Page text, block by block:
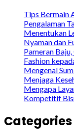
Tips Bermain
Pengalaman
Menentukan
Nyaman dan
Pameran
Fashion
Mengenal
Menjaga
Mengapa
Kompetitif
Categories